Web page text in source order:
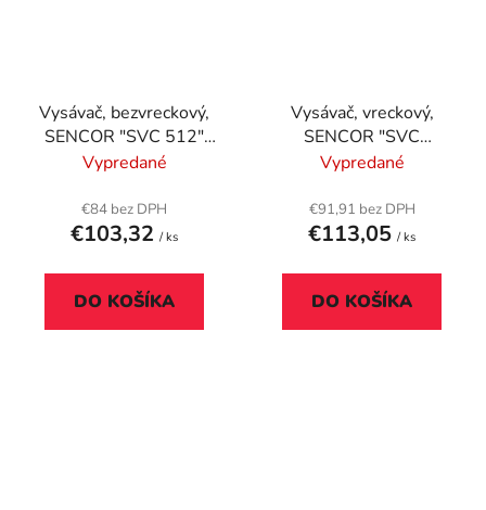
Vysávač, bezvreckový,
SENCOR "SVC 512"
fialovo-biely
Vypredané
€84 bez DPH
€103,32 / ks
DO KOŠÍKA
Vysávač, vreckový,
SENCOR "SVC
6001BK", čierny
Vypredané
€91,91 bez DPH
€113,05 / ks
DO KOŠÍKA